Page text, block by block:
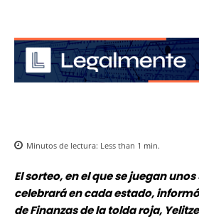
Minutos de lectura: Less than 1 min.
El sorteo, en el que se juegan
celebrará en cada estado,
de Finanzas de la tolda roja,